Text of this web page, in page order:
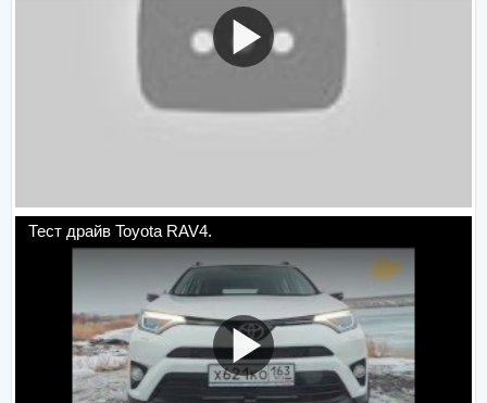
Тест драйв Toyota RAV4.